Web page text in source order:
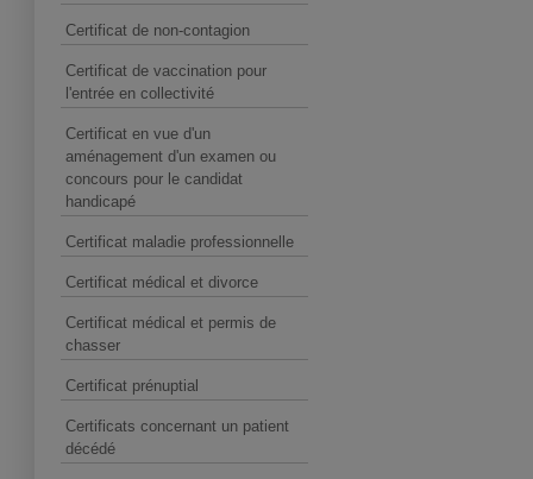
Certificat de non-contagion
Certificat de vaccination pour
l'entrée en collectivité
Certificat en vue d'un
aménagement d'un examen ou
concours pour le candidat
handicapé
Certificat maladie professionnelle
Certificat médical et divorce
Certificat médical et permis de
chasser
Certificat prénuptial
Certificats concernant un patient
décédé